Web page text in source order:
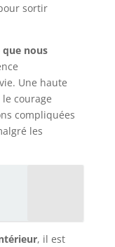
sortir
que nous
Une haute
courage
compliquées
les
, il est